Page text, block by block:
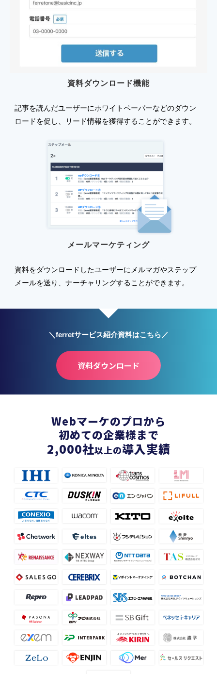
資料ダウンロード機能
記事を読んだユーザーにホワイトペーパーなどのダウン
ロードを促し、リード情報を獲得することができます。
メールマーケティング
資料をダウンロードしたユーザーにメルマガやステップ
メールを送り、ナーチャリングすることができます。
＼ferretサービス紹介資料はこちら／
資料ダウンロード
Webマーケのプロから
初めての企業様まで
2,000社以上の導入実績